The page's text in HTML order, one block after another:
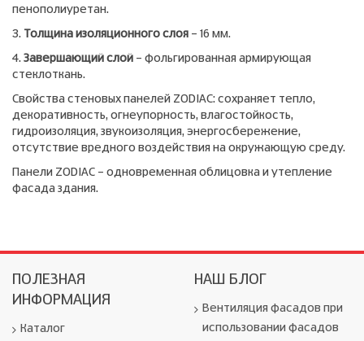
пенополиуретан.
3. Толщина изоляционного слоя – 16 мм.
4. Завершающий слой – фольгированная армирующая
стеклоткань.
Свойства стеновых панелей ZODIAC: сохраняет тепло,
декоративность, огнеупорность, влагостойкость,
гидроизоляция, звукоизоляция, энергосбережение,
отсутствие вредного воздействия на окружающую среду.
Панели ZODIAC – одновременная облицовка и утепление
фасада здания.
ПОЛЕЗНАЯ
ИНФОРМАЦИЯ
Каталог
НАШ БЛОГ
Вентиляция фасадов при
использовании фасадов